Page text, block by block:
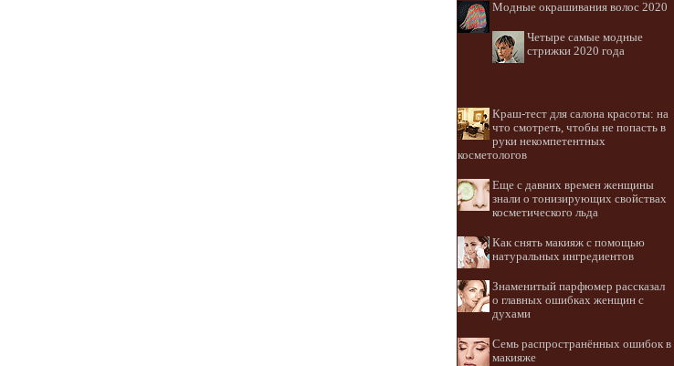
Модные окрашивания волос 2020
Четыре самые модные
стрижки 2020 года
Краш-тест для салона красоты: на
что смотреть, чтобы не попасть в
руки некомпетентных
косметологов
Еще с давних времен женщины
знали о тонизирующих свойствах
косметического льда
Как снять макияж с помощью
натуральных ингредиентов
Знаменитый парфюмер рассказал
о главных ошибках женщин с
духами
Семь распространённых ошибок в
макияже